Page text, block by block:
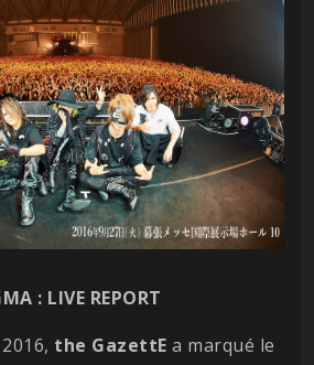
: LIVE REPORT
the GazettE a marqué le